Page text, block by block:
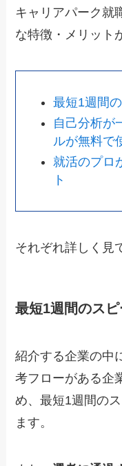
キャリアパーク就
な特徴・メリット
最短1週間
自己分析が
ルが無料で
就活のプロ
ト
それぞれ詳しく見
最短1週間のス
紹介する企業の中
考フローがある企
め、最短1週間の
ます。